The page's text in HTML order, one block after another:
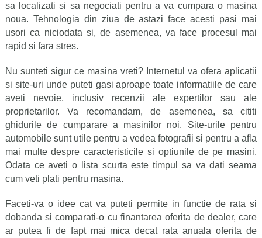
sa localizati si sa negociati pentru a va cumpara o masina
noua. Tehnologia din ziua de astazi face acesti pasi mai
usori ca niciodata si, de asemenea, va face procesul mai
rapid si fara stres.
Nu sunteti sigur ce masina vreti? Internetul va ofera aplicatii
si site-uri unde puteti gasi aproape toate informatiile de care
aveti nevoie, inclusiv recenzii ale expertilor sau ale
proprietarilor. Va recomandam, de asemenea, sa cititi
ghidurile de cumparare a masinilor noi. Site-urile pentru
automobile sunt utile pentru a vedea fotografii si pentru a afla
mai multe despre caracteristicile si optiunile de pe masini.
Odata ce aveti o lista scurta este timpul sa va dati seama
cum veti plati pentru masina.
Faceti-va o idee cat va puteti permite in functie de rata si
dobanda si comparati-o cu finantarea oferita de dealer, care
ar putea fi de fapt mai mica decat rata anuala oferita de